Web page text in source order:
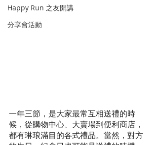
Happy Run 之友開講
分享會活動
一年三節，是大家最常互相送禮的時
候，從購物中心、大賣場到便利商店，
都有琳琅滿目的各式禮品。當然，對方